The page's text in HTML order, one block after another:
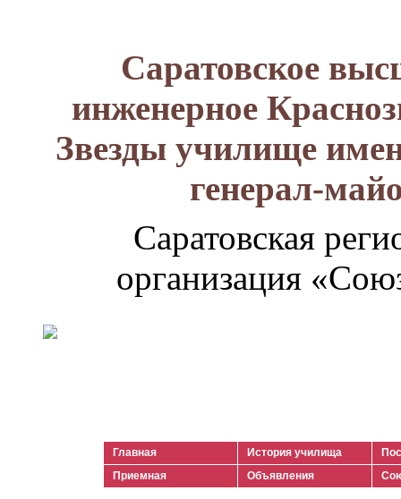
Саратовское
инженерное
Звезды училище
генерал-
Саратовская
организация
Главная История училища
Приемная
Объявления